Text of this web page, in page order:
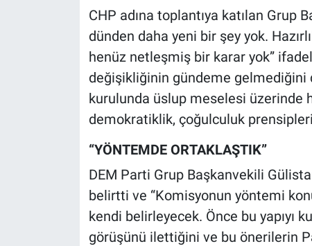
CHP adına toplantıya katılan Grup
dünden daha yeni bir şey yok.
henüz netleşmiş bir karar yok”
değişikliğinin gündeme gelmediğini
kurulunda üslup meselesi üzerinde
demokratiklik, çoğulculuk
“YÖNTEMDE ORTAKLAŞTIK”
DEM Parti Grup Başkanvekili
belirtti ve “Komisyonun yöntemi
kendi belirleyecek. Önce bu yapıyı
görüşünü ilettiğini ve bu önerilerin
Yerel Yaşam